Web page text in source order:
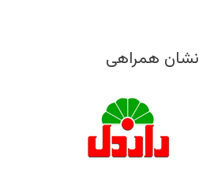
نشان همراهی